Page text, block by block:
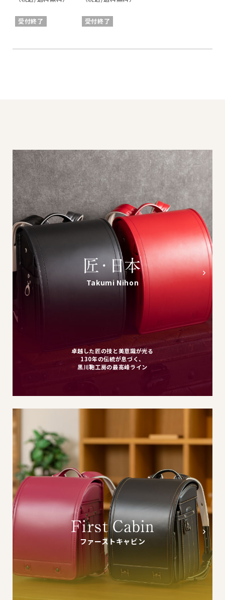
受付終了 受付終了
Takumi Nihon
卓越した匠の技と美意識が光る
130年の伝統が息づく、
黒川鞄工房の最高峰ライン
ファーストキャビン